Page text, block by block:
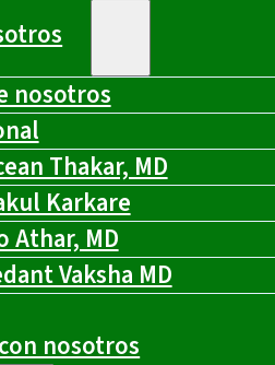
nosotros
Thakar, MD
Karkare
Athar, MD
Vaksha MD
nosotros